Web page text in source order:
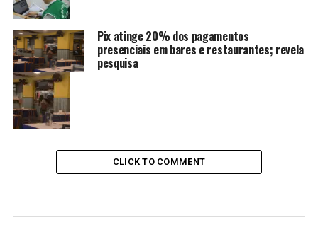
Pix atinge 20% dos pagamentos
presenciais em bares e restaurantes; revela
pesquisa
CLICK TO COMMENT